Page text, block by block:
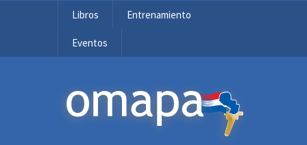
Libros Entrenamiento
Eventos
OMAPA